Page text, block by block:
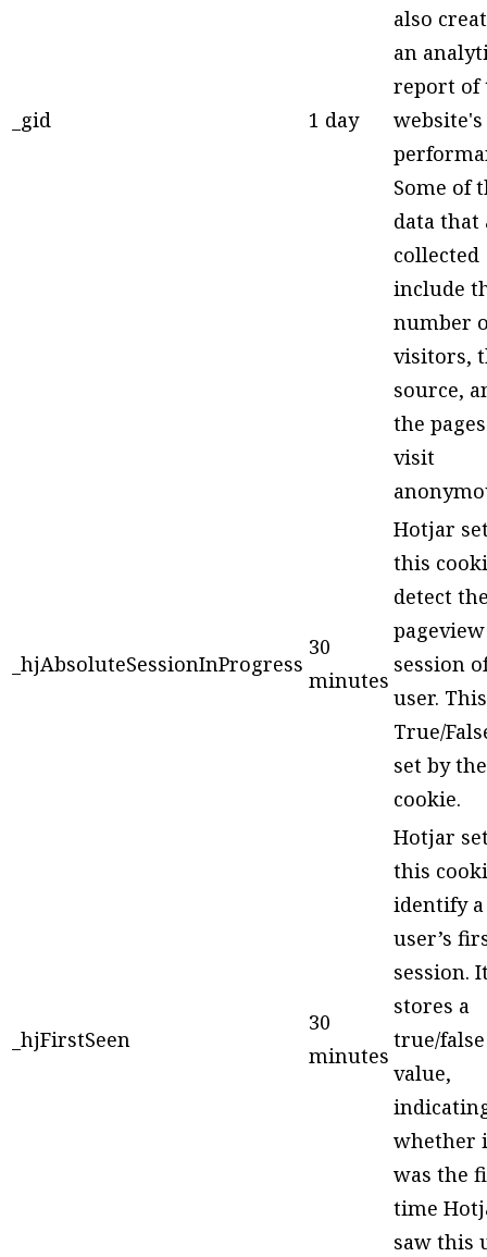
_gid 1 day
also
an
report of
website's
Some of
data that
collected
include
number
visitors,
source,
the
visit
_hjAbsoluteSessionInProgress
30
minutes
Hotjar
this
detect
pageview
session
user.
True/
set by the
cookie.
_hjFirstSeen
30
minutes
Hotjar
this
identify
user’s
session.
stores a
true/false
value,
whether
was the
time
saw this